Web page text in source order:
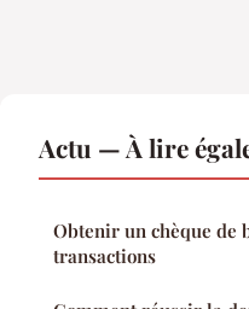
Actu — À lire
Obtenir un chèque de
transactions